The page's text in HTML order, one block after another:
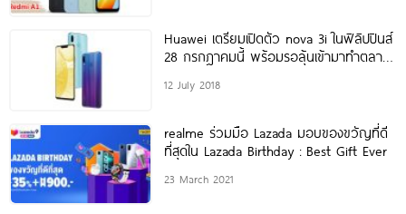
Huawei เตรียมเปิดตัว nova 3i ในฟิลิปปินส์
28 กรกฎาคมนี้ พร้อมรอลุ้นเข้ามาทำตลาด
12 July 2018
realme ร่วมมือ Lazada มอบของขวัญที่ดี
ที่สุดใน Lazada Birthday : Best Gift Ever
23 March 2021